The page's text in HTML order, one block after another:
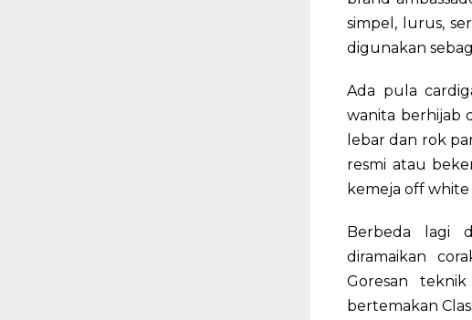
simpel, lurus,
digunakan
Ada pula
wanita berhijab
lebar dan rok
resmi atau
kemeja off
Berbeda lagi
diramaikan
Goresan
bertemakan